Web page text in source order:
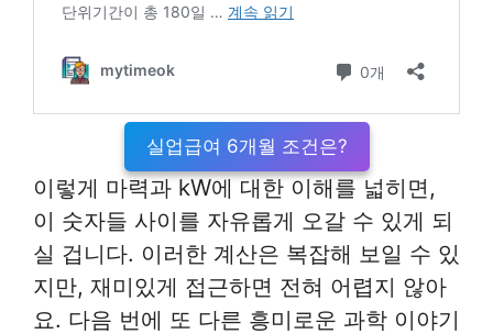
실업급여 6개월 조건은?
이렇게 마력과 kW에 대한 이해를 넓히면,
이 숫자들 사이를 자유롭게 오갈 수 있게 되
실 겁니다. 이러한 계산은 복잡해 보일 수 있
지만, 재미있게 접근하면 전혀 어렵지 않아
요. 다음 번에 또 다른 흥미로운 과학 이야기